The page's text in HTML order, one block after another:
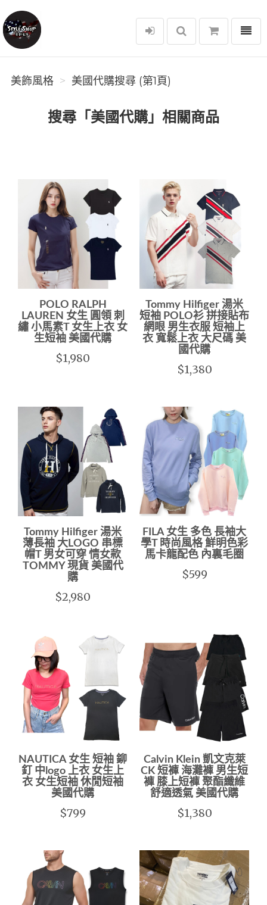
美飾風格
選單
美飾風格 美國代購搜尋 (第1頁)
搜尋「美國代購」相關商品
POLO RALPH
LAUREN 女生 圓領 刺
繡 小馬素T 女生上衣 女
生短袖 美國代購
$1,980
Tommy Hilfiger 湯米
短袖 POLO衫 拼接貼布
網眼 男生衣服 短袖上
衣 寬鬆上衣 大尺碼 美
國代購
$1,380
Tommy Hilfiger 湯米
薄長袖 大LOGO 串標
帽T 男女可穿 情女款
TOMMY 現貨 美國代
購
$2,980
FILA 女生 多色 長袖大
學T 時尚風格 鮮明色彩
馬卡龍配色 內裏毛圈
$599
NAUTICA 女生 短袖 鉚
釘 中logo 上衣 女生上
衣 女生短袖 休閒短袖
美國代購
$799
Calvin Klein 凱文克萊
CK 短褲 海灘褲 男生短
褲 膝上短褲 聚酯纖維
舒適透氣 美國代購
$1,380